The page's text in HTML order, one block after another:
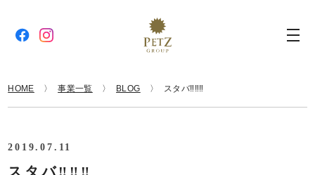
HOME 事業一覧 BLOG スタバ‼︎‼︎‼︎
2019.07.11
スタバ‼︎‼︎‼︎